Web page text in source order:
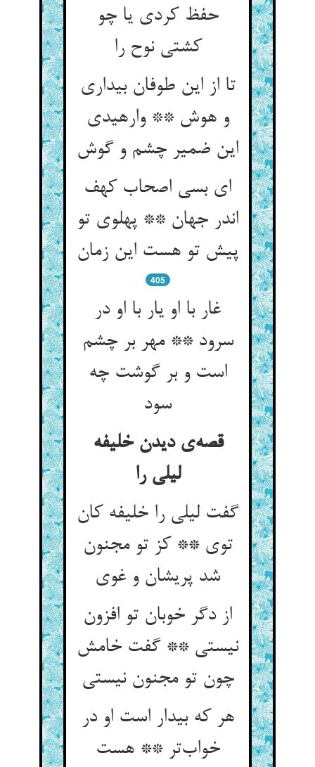
حفظ کردی یا چو
کشتی نوح را
تا از این طوفان بیداری
و هوش ** وارهیدی
ای بسی اصحاب کهف
اندر جهان ** پهلوی تو
405
غار با او یار با او در
سرود ** مهر بر چشم
است و بر گوشت چه
سود
قصه‌‌ی دیدن خلیفه
لیلی را
گفت لیلی را خلیفه کان
توی ** کز تو مجنون
از دگر خوبان تو افزون
نیستی ** گفت خامش
چون تو مجنون نیستی‌‌
هر که بیدار است او در
خواب‌‌تر ** هست